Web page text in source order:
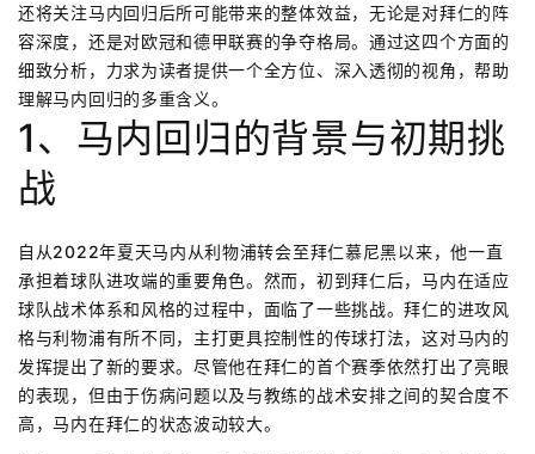
还将关注马内回归后所可能带来的整体效益，无论是对拜仁的阵
容深度，还是对欧冠和德甲联赛的争夺格局。通过这四个方面的
细致分析，力求为读者提供一个全方位、深入透彻的视角，帮助
理解马内回归的多重含义。
1、马内回归的背景与初期挑
战
自从2022年夏天马内从利物浦转会至拜仁慕尼黑以来，他一直
承担着球队进攻端的重要角色。然而，初到拜仁后，马内在适应
球队战术体系和风格的过程中，面临了一些挑战。拜仁的进攻风
格与利物浦有所不同，主打更具控制性的传球打法，这对马内的
发挥提出了新的要求。尽管他在拜仁的首个赛季依然打出了亮眼
的表现，但由于伤病问题以及与教练的战术安排之间的契合度不
高，马内在拜仁的状态波动较大。